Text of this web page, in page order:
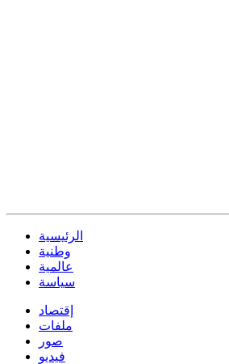
الرئيسية
وطنية
عالمية
سياسة
إقتصاد
ملفات
صور
فيديو